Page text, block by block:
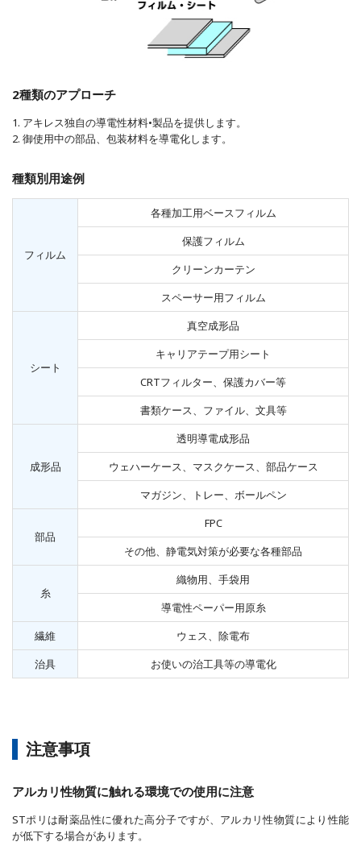
2種類のアプローチ
1. アキレス独自の導電性材料•製品を提供します。
2. 御使用中の部品、包装材料を導電化します。
種類別用途例
フィルム
各種加工用ベースフィルム
保護フィルム
クリーンカーテン
スペーサー用フィルム
シート
真空成形品
キャリアテープ用シート
CRTフィルター、保護カバー等
書類ケース、ファイル、文具等
成形品
透明導電成形品
ウェハーケース、マスクケース、部品ケース
マガジン、トレー、ボールペン
部品
FPC
その他、静電気対策が必要な各種部品
糸
織物用、手袋用
導電性ペーパー用原糸
繊維
ウェス、除電布
治具
お使いの治工具等の導電化
注意事項
アルカリ性物質に触れる環境での使用に注意
STポリは耐薬品性に優れた高分子ですが、アルカリ性物質により性能
が低下する場合があります。